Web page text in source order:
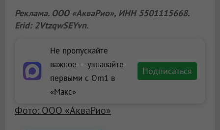
Реклама. ООО «АкваРио», ИНН 5501115668.
Erid: 2VtzqwSEYvn.
Не пропускайте
важное — узнавайте
первыми с Om1 в
«Макс»
Подписаться
Фото: ООО «АкваРио»